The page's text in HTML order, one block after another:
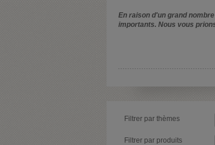
En raison d'un grand
importants. Nous vous
Filtrer par thèmes
Filtrer par produits